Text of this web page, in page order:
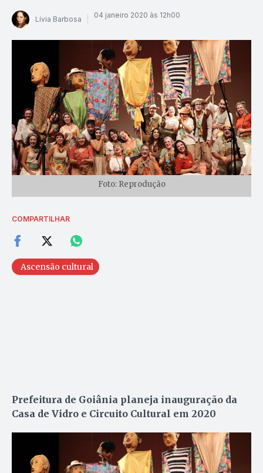
Lívia Barbosa 04 janeiro 2020 às 12h00
Foto: Reprodução
COMPARTILHAR
Ascensão cultural
Prefeitura de Goiânia planeja inauguração da
Casa de Vidro e Circuito Cultural em 2020